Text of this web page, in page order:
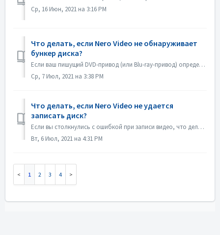
Ср, 16 Июн, 2021 на 3:16 PM
Что делать, если Nero Video не обнаруживает
бункер диска?
Если ваш пишущий DVD-привод (или Blu-ray-привод) определяется как пишущий CD-привод, обратитесь к этой статье: https://nerosupport.freshdesk.com/en/support/...
Ср, 7 Июл, 2021 на 3:38 PM
Что делать, если Nero Video не удается
записать диск?
Если вы столкнулись с ошибкой при записи видео, что делать? Зайдите в C:\Users\[текущий пользователь]\AppData\Roaming\Nero\[текущая версия Nero]\Nero Visio...
Вт, 6 Июл, 2021 на 4:31 PM
1 2 3 4